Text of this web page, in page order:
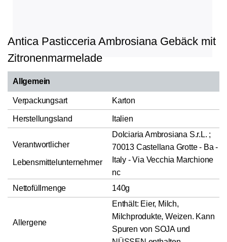
Antica Pasticceria Ambrosiana Gebäck mit
Zitronenmarmelade
Allgemein
Verpackungsart Karton
Herstellungsland Italien
Verantwortlicher
Lebensmittelunternehmer
Dolciaria Ambrosiana S.r.L. ;
70013 Castellana Grotte - Ba -
Italy - Via Vecchia Marchione
nc
Nettofüllmenge
140g
Allergene
Enthält: Eier, Milch,
Milchprodukte, Weizen. Kann
Spuren von SOJA und